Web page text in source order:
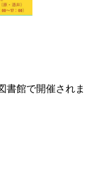
館で開催されま